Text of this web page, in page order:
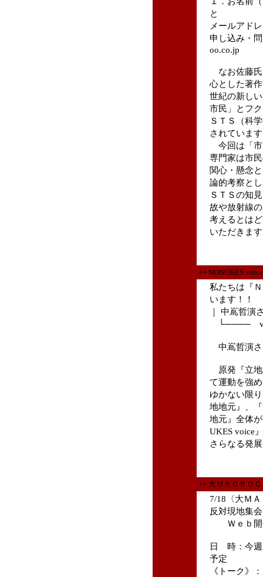
と
メールアド
申し込み・
oo.co.jp
なお佐藤氏
心とした著
世紀の新し
市民」とフ
ＳＴＳ（科
されていま
今回は「市
専門家は市
関心・懸念
論的考察と
ＳＴＳの知
故や放射線
考えるとは
いただきま
++ NONUKES
私たちは『
います！！
｜ 中嶌哲演
└────
中嶌哲演
原発『立地
て運動を強
ゆかない限
地地元』、
地元』全体
UKES voice
さらなる発
++ 大ＭＡＧＲ
7/18〈大Ｍ
反対現地集会
Ｗｅｂ開
日 時：今週
予定
《トーク》